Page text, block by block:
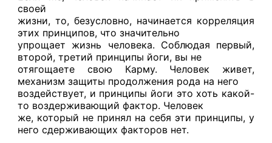
своей
жизни, то, безусловно, начинается корреляция
этих принципов, что значительно
упрощает жизнь человека. Соблюдая первый,
второй, третий принципы йоги, вы не
отягощаете свою Карму. Человек живет,
механизм защиты продолжения рода на него
воздействует, и принципы йоги это хоть какой-
то воздерживающий фактор. Человек
же, который не принял на себя эти принципы, у
него сдерживающих факторов нет.